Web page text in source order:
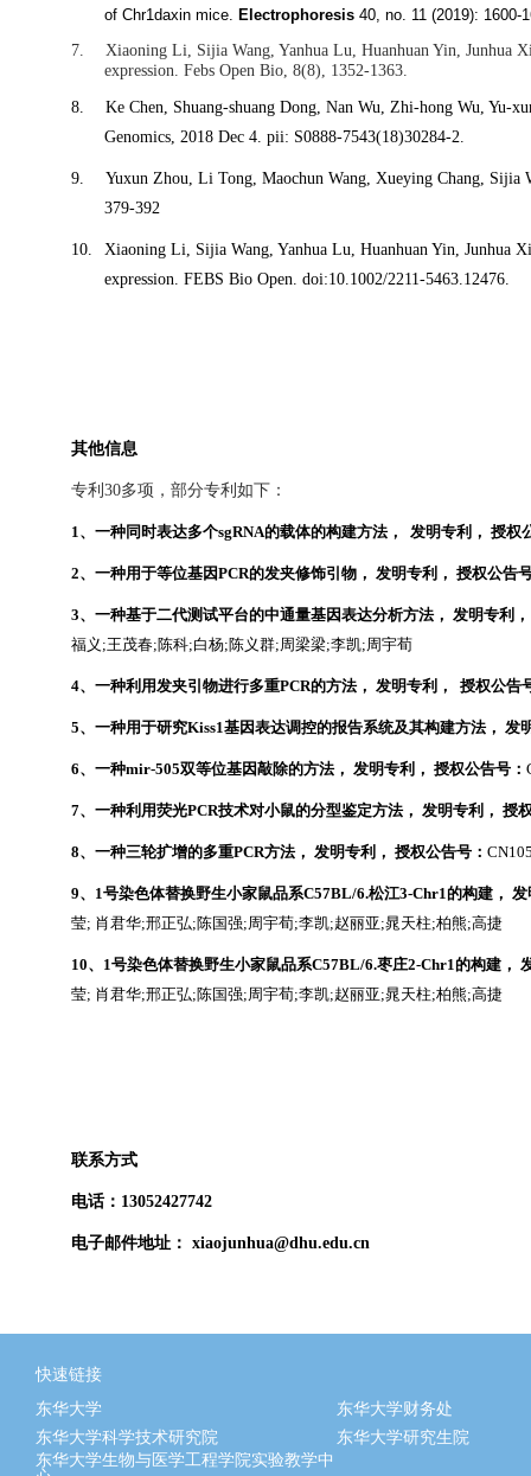
of Chr1daxin mice. Electrophoresis 40, no. 11 (2019): 1600-
7.
Xiaoning Li, Sijia Wang, Yanhua Lu, Huanhuan Yin, Junhua
expression. Febs Open Bio, 8(8), 1352-1363.
8.
Ke Chen, Shuang-shuang Dong, Nan Wu, Zhi-hong Wu,
Genomics, 2018 Dec 4. pii: S0888-7543(18)30284-2.
9.
Yuxun Zhou, Li Tong, Maochun Wang, Xueying Chang, Sijia
379-392
10.
Xiaoning Li, Sijia Wang, Yanhua Lu, Huanhuan Yin, Junhua
expression. FEBS Bio Open. doi:10.1002/2211-5463.12476.
其他信息
专利 30多项，部分专利如下：
1、一种同时表达多个sgRNA的载体的构建方法， 发明专利， 授权
2、 一种用于等位基因PCR的发夹修饰引物， 发明专利， 授权公告
3、 一种基于二代测试平台的中通量基因表达分析方法， 发明专利
福义 ;王茂春;陈科;白杨;陈义群;周梁梁;李凯;周宇荀
4、 一种利用发夹引物进行多重PCR的方法， 发明专利， 授权公告
5、 一种用于研究Kiss1基因表达调控的报告系统及其构建方法， 发
6、 一种mir-505双等位基因敲除的方法， 发明专利， 授权公告号：
7、 一种利用荧光PCR技术对小鼠的分型鉴定方法， 发明专利， 授
8、 一种三轮扩增的多重PCR方法， 发明专利， 授权公告号：
9、 1号染色体替换野生小家鼠品系C57BL/6.松江3‑Chr1的构建， 发
莹; 肖君华;邢正弘;陈国强;周宇荀;李凯;赵丽亚;晁天柱;柏熊;高捷
10、 1号染色体替换野生小家鼠品系C57BL/6.枣庄2‑Chr1的构建，
莹; 肖君华;邢正弘;陈国强;周宇荀;李凯;赵丽亚;晁天柱;柏熊;高捷
联系方式
电话： 13052427742
电子邮件地址： xiaojunhua@dhu.edu.cn
快速链接
东华大学
东华大学财务处
东华大学科学技术研究院
东华大学研究生院
东华大学生物与医学工程学院实验教学中